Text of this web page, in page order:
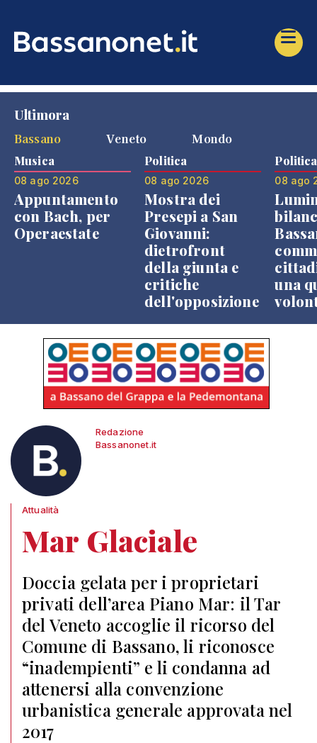
Ultimora
Bassano
Veneto Mondo
Musica
08 ago 2026
Appuntamento
con Bach, per
Operaestate
Politica
08 ago 2026
Mostra dei
Presepi a San
Giovanni:
dietrofront
della giunta e
critiche
dell'opposizione
Politica
08 ago
una
Redazione
Bassanonet.it
Attualità
Mar Glaciale
Doccia gelata per i proprietari
privati dell’area Piano Mar: il Tar
del Veneto accoglie il ricorso del
Comune di Bassano, li riconosce
“inadempienti” e li condanna ad
attenersi alla convenzione
urbanistica generale approvata nel
2017